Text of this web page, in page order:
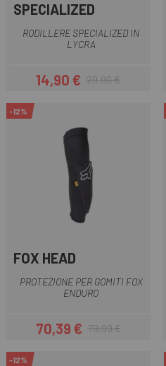
SPECIALIZED
RODILLERE SPECIALIZED IN
LYCRA
Prezzo
14,90 €Prezzo base
29,90 €
-12%
FOX HEAD
PROTEZIONE PER GOMITI FOX
ENDURO
Prezzo
70,39 €Prezzo base
79,99 €
-12%